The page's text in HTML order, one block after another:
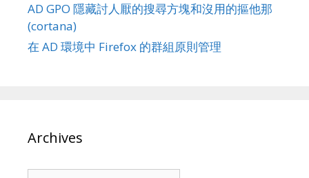
AD GPO 隱藏討人厭的搜尋方塊和沒用的摳他那
(cortana)
在 AD 環境中 Firefox 的群組原則管理
Archives